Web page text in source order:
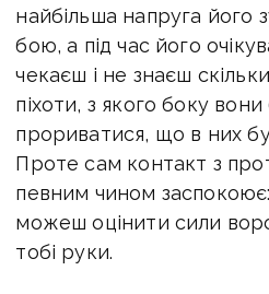
найбільша напруга його
бою, а під час його
чекаєш і не знаєш
піхоти, з якого боку
прориватися, що в них
Проте сам контакт з
певним чином
можеш оцінити сили
тобі руки.